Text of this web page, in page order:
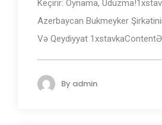
Keçirir: Oynama,
Аzеrbаyсаn Bukmеуkеr
Və Qеydiyyаt
By admin